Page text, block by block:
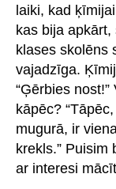
laiki, kad
kas bija
klases skolēns
vajadzīga.
“Ģērbies
kāpēc?
mugurā, ir
krekls.”
ar interesi